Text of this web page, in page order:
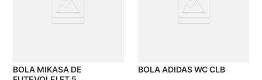
BOLA MIKASA DE
BOLA ADIDAS WC CLB